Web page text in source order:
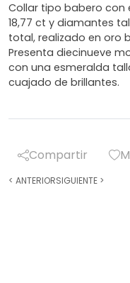
Collar tipo babero con
18,77 ct y diamantes
total, realizado en oro
Presenta diecinueve
con una esmeralda
cuajado de brillantes.
Compartir
< ANTERIORSIGUIENTE >